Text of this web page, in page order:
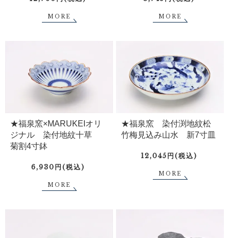
MORE MORE
★福泉窯×MARUKEIオリ
ジナル 染付地紋十草
菊割4寸鉢
6,930円(税込)
MORE
★福泉窯 染付渕地紋松
竹梅見込み山水 新7寸皿
12,045円(税込)
MORE